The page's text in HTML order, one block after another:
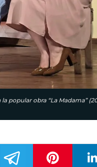
popular obra “La Madama”